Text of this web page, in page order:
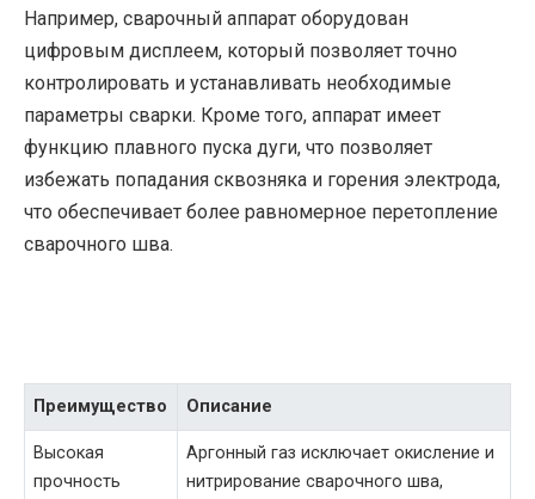
Например, сварочный аппарат оборудован
цифровым дисплеем, который позволяет точно
контролировать и устанавливать необходимые
параметры сварки. Кроме того, аппарат имеет
функцию плавного пуска дуги, что позволяет
избежать попадания сквозняка и горения электрода,
что обеспечивает более равномерное перетопление
сварочного шва.
Преимущество Описание
Высокая
прочность
Аргонный газ исключает окисление и
нитрирование сварочного шва,